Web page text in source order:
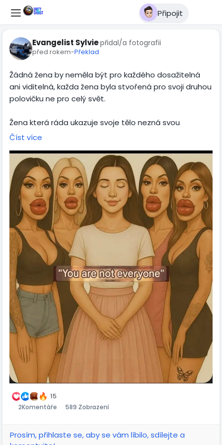
Připojit
Evangelist Sylviepřidal/a fotografii
před rokem-Překlad
Žádná žena by neměla být pro každého dosažitelná
ani viditelná, každa žena byla stvořená pro svoji druhou
polovičku ne pro celý svět.
Žena která ráda ukazuje svoje tělo nezná svou
hodnotu a já jí ještě před nedávnem také neznala, ale
tobě.
Jsi vzácná a tvé tělo nepatří každému na obdiv. Životní
úloha ženy je být Ženou, Matkou, Manželkou.
Zatím co člověk hledá odpady ve světě ukazuje se
před světem, Tě čeká Budoucnost kterou Bůh připravil
Rodina Manžel děti 🤍
Ta pravá Krása je uvnitř v člověku né na těle
Jen ten pravý pro tvůj život to v tobě najde 🙌🏻🫀
Tělo jednou ze stárne krása pomine
Ale toco zůstane je tvoje Srdce před Bohem .
🙏🏻
Číst více
15
2Komentáře 589 Zobrazení
Prosím, přihlaste se, aby se vám líbilo, sdílejte a